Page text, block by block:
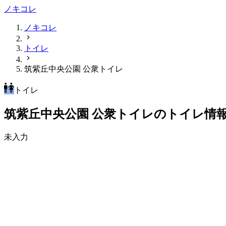
ノキコレ
ノキコレ
トイレ
筑紫丘中央公園 公衆トイレ
トイレ
筑紫丘中央公園 公衆トイレのトイレ情
未入力